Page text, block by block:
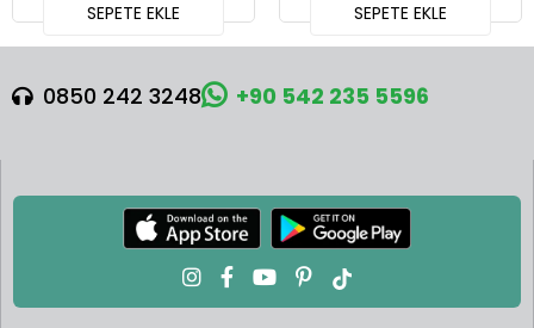
SEPETE EKLE SEPETE EKLE
0850 242 3248 +90 542 235 5596